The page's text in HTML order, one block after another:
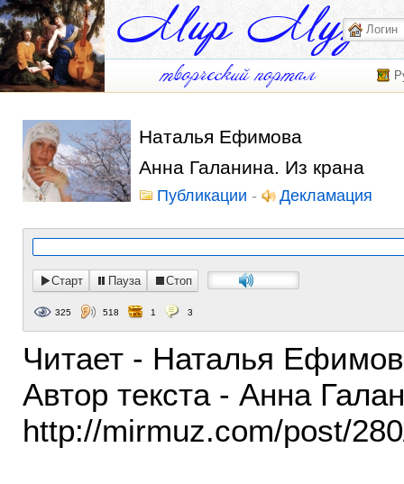
Наталья Ефимова
Анна Галанина. Из крана
Публикации - Декламация
Старт Пауза Стоп
325 518 1 3
Читает - Наталья
Автор текста - Анна
http://mirmuz.com/post/